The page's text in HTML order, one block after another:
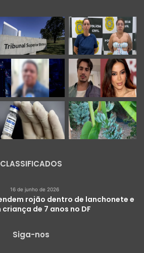
CLASSIFICADOS
16 de junho de 2026
rojão dentro de lanchonete e
criança de 7 anos no DF
Siga-nos